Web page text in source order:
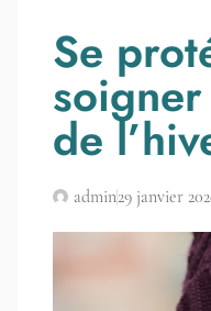
Se
de
admin29 janvier